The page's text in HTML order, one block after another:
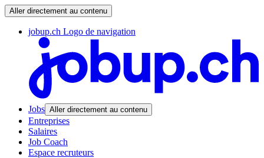
Aller directement au contenu
jobup.ch Logo de navigation
Jobs Aller directement au contenu
Entreprises
Salaires
Job Coach
Espace recruteurs